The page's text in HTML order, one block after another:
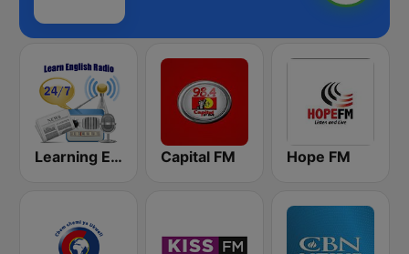
Learning English Capital FM Hope FM